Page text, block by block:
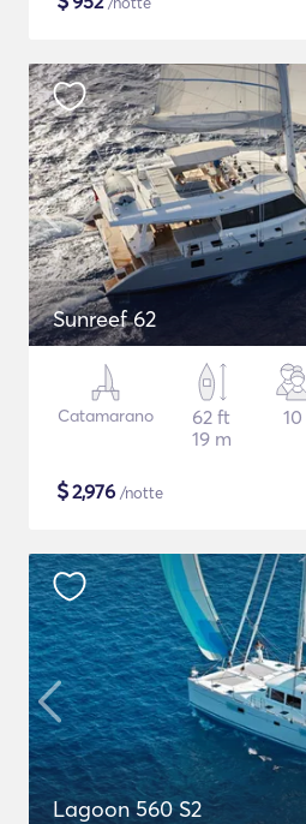
Sunreef 62
Catamarano
62 ft
19 m
10
$2,976 /notte
Lagoon 560 S2